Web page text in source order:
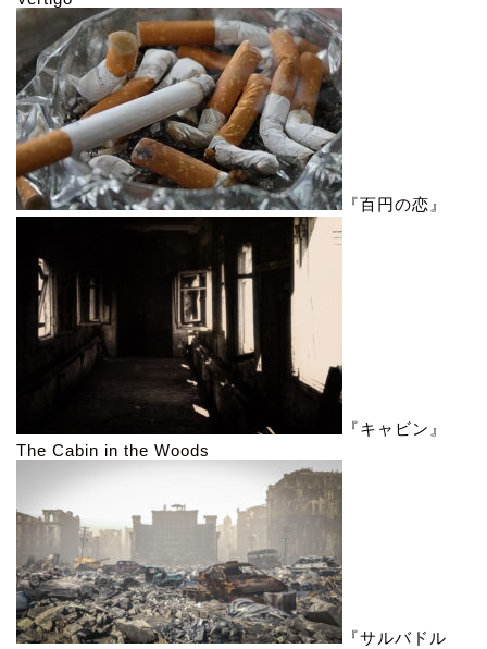
『百円の恋』
『キャビン』
The Cabin in the Woods
『サルバドル